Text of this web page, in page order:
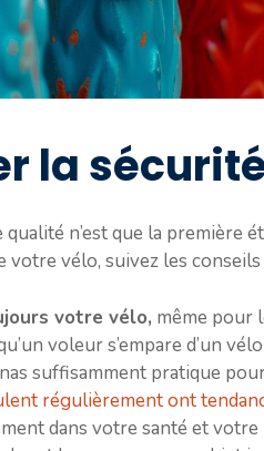
la
n’est que la première
vélo, suivez les
votre vélo, même pour
voleur s’empare d’un
suffisamment pratique
régulièrement ont
dans votre santé et votre